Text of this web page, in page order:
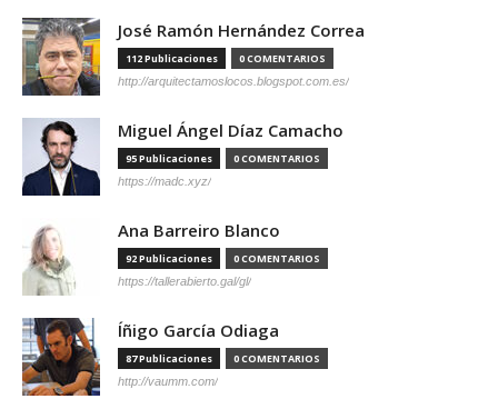
José Ramón Hernández Correa
112 Publicaciones 0 COMENTARIOS
http://arquitectamoslocos.blogspot.com.es/
Miguel Ángel Díaz Camacho
95 Publicaciones 0 COMENTARIOS
https://madc.xyz/
Ana Barreiro Blanco
92 Publicaciones 0 COMENTARIOS
https://tallerabierto.gal/gl/
Íñigo García Odiaga
87 Publicaciones 0 COMENTARIOS
http://vaumm.com/